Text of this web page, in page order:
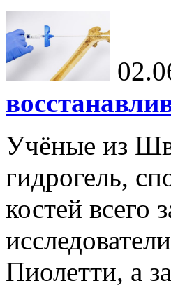
Учёные из
гидрогель,
костей всего
Пиолетти, а